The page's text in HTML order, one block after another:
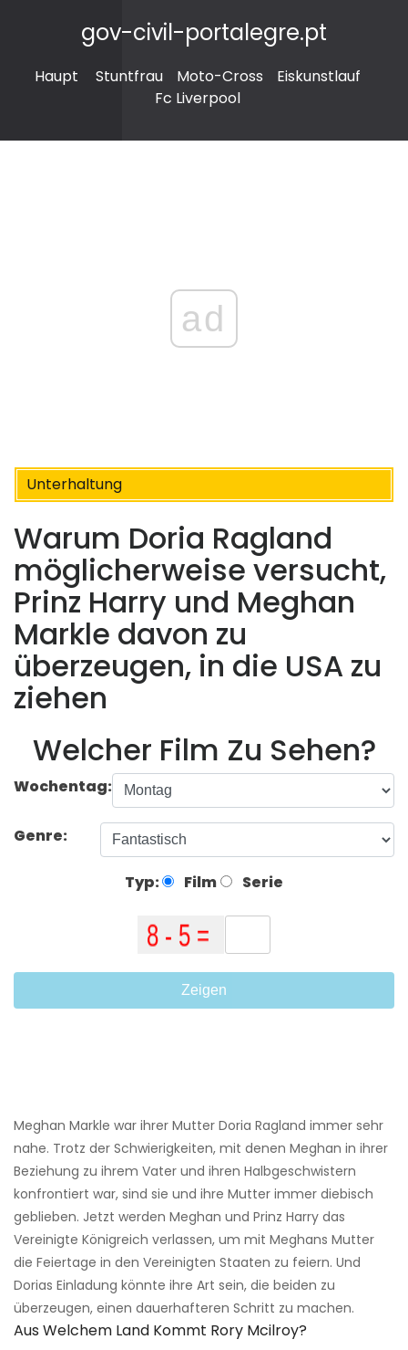
gov-civil-portalegre.pt
Haupt Stuntfrau Moto-Cross
Eiskunstlauf
Fc Liverpool
ad
Unterhaltung
Warum Doria Ragland
möglicherweise versucht,
Prinz Harry und Meghan
Markle davon zu
überzeugen, in die USA zu
ziehen
Welcher Film Zu Sehen?
Wochentag:
Genre:
Typ: Film Serie
Zeigen
Meghan Markle war ihrer Mutter Doria Ragland immer sehr
nahe. Trotz der Schwierigkeiten, mit denen Meghan in ihrer
Beziehung zu ihrem Vater und ihren Halbgeschwistern
konfrontiert war, sind sie und ihre Mutter immer diebisch
geblieben. Jetzt werden Meghan und Prinz Harry das
Vereinigte Königreich verlassen, um mit Meghans Mutter
die Feiertage in den Vereinigten Staaten zu feiern. Und
Dorias Einladung könnte ihre Art sein, die beiden zu
überzeugen, einen dauerhafteren Schritt zu machen.
Aus Welchem ​​land Kommt Rory Mcilroy?